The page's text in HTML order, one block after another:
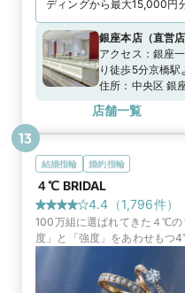
ディングから最大15,000円
銀座本店（直営店
アクセス： 銀座
り徒歩5分京橋駅
住所： 中央区 銀
店舗一覧
結婚指輪 婚約指輪
４℃ BRIDAL
4.4 （1,796件）
100万組に選ばれてきた４℃の
度」と「強度」をあわせもつ
ラチナ』や、世界中から厳選
13